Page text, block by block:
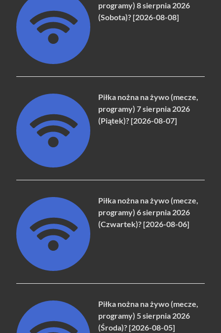
programy) 8 sierpnia 2026
(Sobota)? [2026-08-08]
Piłka nożna na żywo (mecze,
programy) 7 sierpnia 2026
(Piątek)? [2026-08-07]
Piłka nożna na żywo (mecze,
programy) 6 sierpnia 2026
(Czwartek)? [2026-08-06]
Piłka nożna na żywo (mecze,
programy) 5 sierpnia 2026
(Środa)? [2026-08-05]